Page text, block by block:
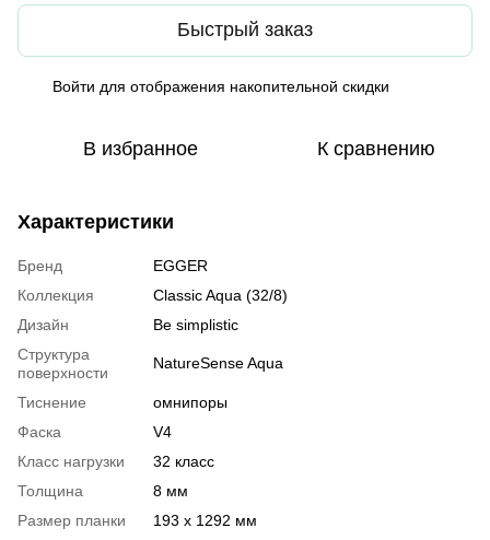
Быстрый заказ
Войти для отображения накопительной скидки
В избранное К сравнению
Характеристики
Бренд
EGGER
Коллекция
Classic Aqua (32/8)
Дизайн
Be simplistic
Структура
поверхности
NatureSense Aqua
Тиснение
омнипоры
Фаска
V4
Класс нагрузки
32 класс
Толщина
8 мм
Размер планки
193 x 1292 мм